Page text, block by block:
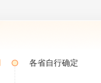
各省自行确定